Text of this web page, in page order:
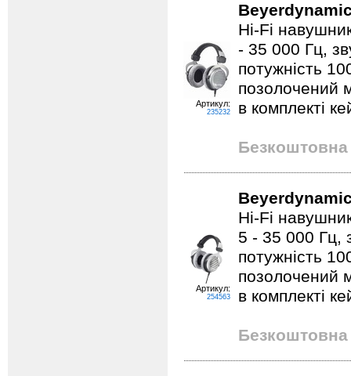
Артикул:
235232
Hi-Fi
- 35 000 Гц,
потужність
позолочений
в комплекті
Безкоштовна
Артикул:
254563
Hi-Fi
5 - 35 000 Гц,
потужність
позолочений
в комплекті
Безкоштовна